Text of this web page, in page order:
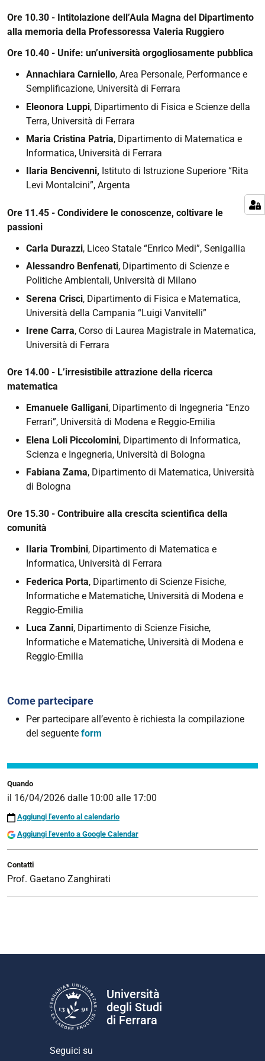
Rettrice
facente
funzione.
Quando
il 16/04/2026 dalle 10:00 alle 17:00
Aggiungi l'evento al calendario
Aggiungi l'evento a Google Calendar
Contatti
Prof. Gaetano Zanghirati
Ore 10.30 - Intitolazione dell’Aula Magna del Dipartimento
alla memoria della Professoressa Valeria Ruggiero
Ore 10.40 - Unife: un’università orgogliosamente pubblica
Annachiara Carniello, Area Personale, Performance e
Semplificazione, Università di Ferrara
Eleonora Luppi, Dipartimento di Fisica e Scienze della
Terra, Università di Ferrara
Maria Cristina Patria, Dipartimento di Matematica e
Informatica, Università di Ferrara
Ilaria Bencivenni, Istituto di Istruzione Superiore “Rita
Levi Montalcini”, Argenta
Ore 11.45 - Condividere le conoscenze, coltivare le
passioni
Carla Durazzi, Liceo Statale “Enrico Medi”, Senigallia
Alessandro Benfenati, Dipartimento di Scienze e
Politiche Ambientali, Università di Milano
Serena Crisci, Dipartimento di Fisica e Matematica,
Università della Campania “Luigi Vanvitelli”
Irene Carra, Corso di Laurea Magistrale in Matematica,
Università di Ferrara
Ore 14.00 - L’irresistibile attrazione della ricerca
matematica
Emanuele Galligani, Dipartimento di Ingegneria “Enzo
Ferrari”, Università di Modena e Reggio-Emilia
Elena Loli Piccolomini, Dipartimento di Informatica,
Scienza e Ingegneria, Università di Bologna
Fabiana Zama, Dipartimento di Matematica, Università
di Bologna
Ore 15.30 - Contribuire alla crescita scientifica della
comunità
Ilaria Trombini, Dipartimento di Matematica e
Informatica, Università di Ferrara
Federica Porta, Dipartimento di Scienze Fisiche,
Informatiche e Matematiche, Università di Modena e
Reggio-Emilia
Luca Zanni, Dipartimento di Scienze Fisiche,
Informatiche e Matematiche, Università di Modena e
Reggio-Emilia
Come partecipare
Per partecipare all’evento è richiesta la compilazione
del seguente form
Università
degli Studi
di Ferrara
Seguici su